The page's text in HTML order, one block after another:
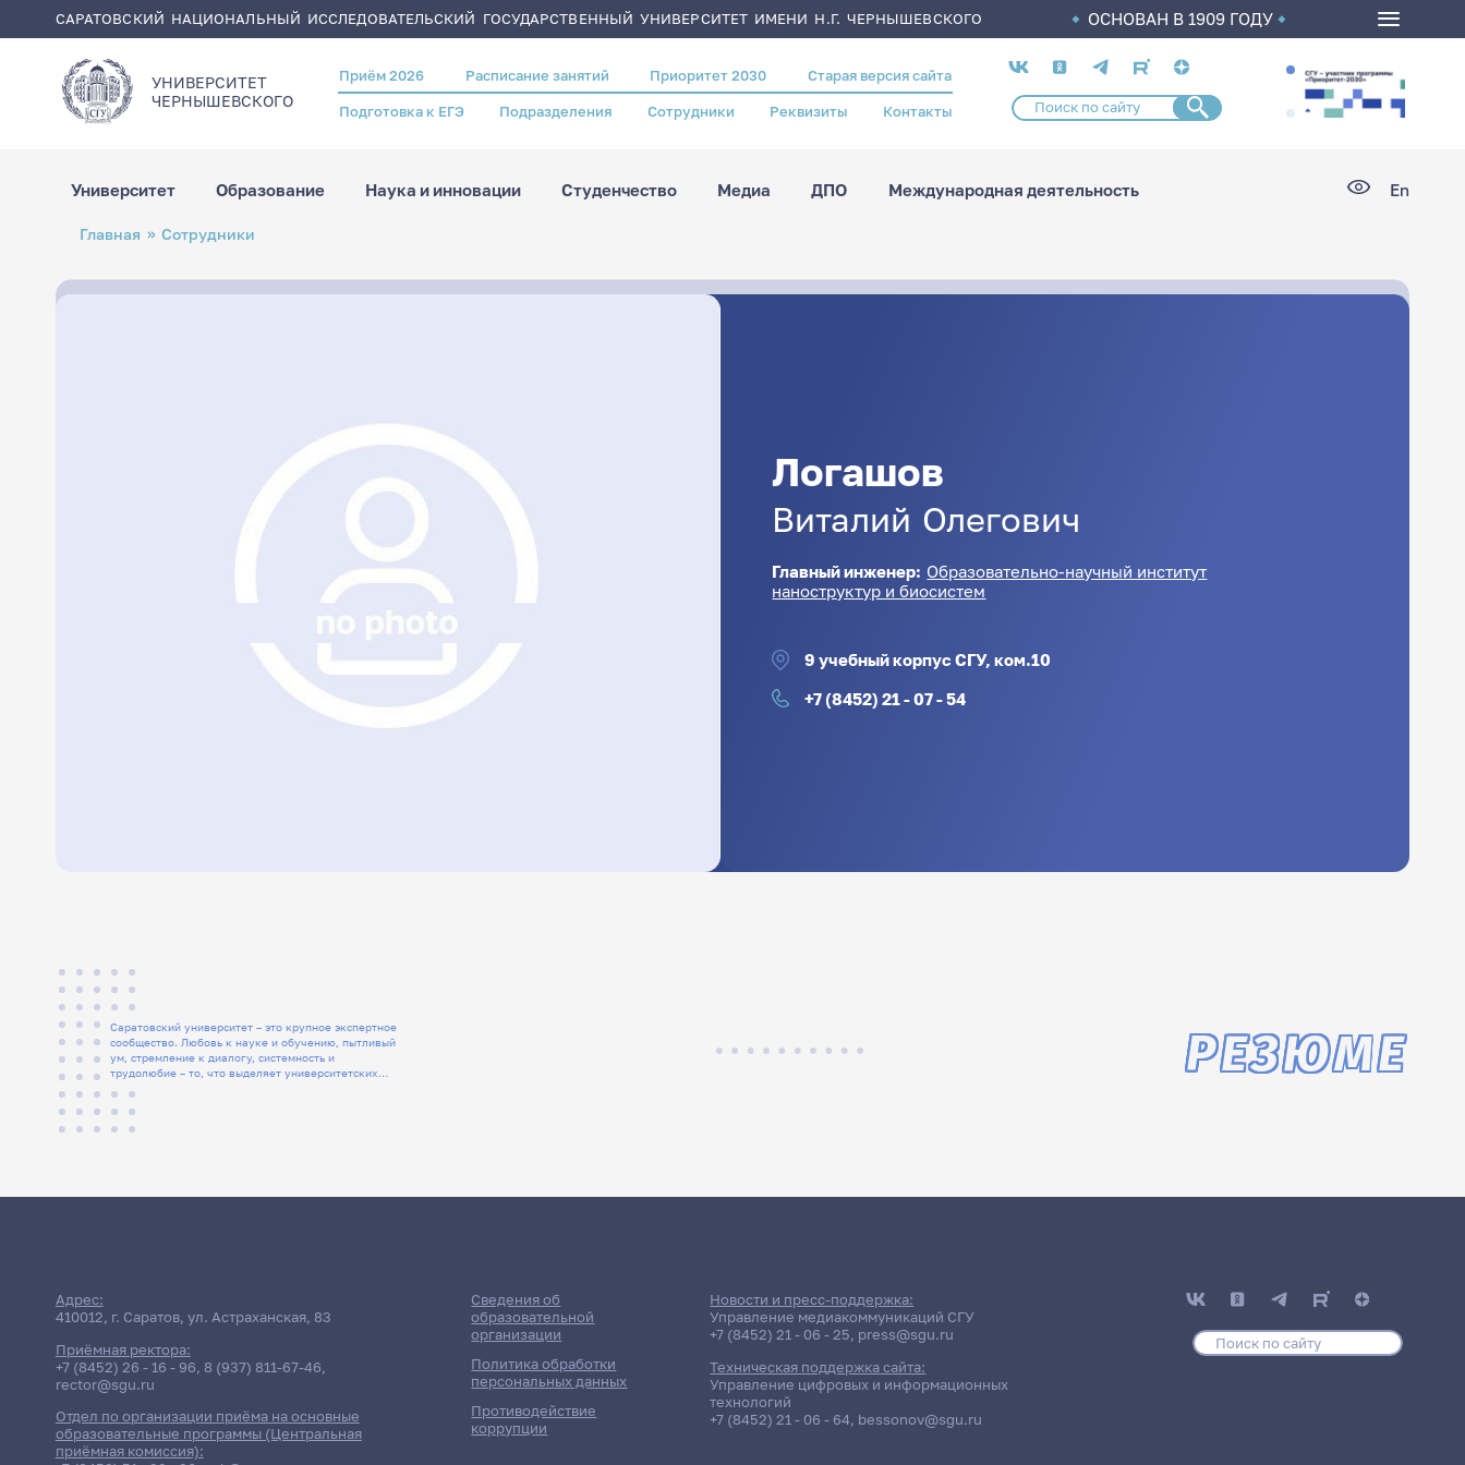
САРАТОВСКИЙ НАЦИОНАЛЬНЫЙ ИССЛЕДОВАТЕЛЬСКИЙ ГОСУДАРСТВЕННЫЙ УНИВЕРСИТЕТ ИМЕНИ Н.Г. ЧЕРНЫШЕВСКОГО ОСНОВАН В 1909 ГОДУ
УНИВЕРСИТЕТ
ЧЕРНЫШЕВСКОГO
Header
menu
Приём 2026 Расписание занятий Приоритет 2030 Старая версия сайта
Подготовка к ЕГЭ Подразделения Сотрудники Реквизиты Контакты
Социальные
сети
Университет Образование Наука и инновации Студенчество Медиа ДПО Международная деятельность En
Строка
навигации
Главная Сотрудники
Логашов
Виталий Олегович
Главный инженер: Образовательно-научный институт
наноструктур и биосистем
9 учебный корпус СГУ, ком.10
+7 (8452) 21 - 07 - 54
Саратовский университет – это крупное экспертное
сообщество. Любовь к науке и обучению, пытливый
ум, стремление к диалогу, системность и
трудолюбие – то, что выделяет университетских
РЕЗЮМЕ
Адрес:
410012, г. Саратов, ул. Астраханская, 83
Приёмная ректора:
+7 (8452) 26 - 16 - 96, 8 (937) 811-67-46,
rector@sgu.ru
Отдел по организации приёма на основные
образовательные программы (Центральная
приёмная комиссия):
Сведения об
образовательной
организации
Политика обработки
персональных данных
Противодействие
коррупции
Новости и пресс-поддержка:
Управление медиакоммуникаций СГУ
+7 (8452) 21 - 06 - 25, press@sgu.ru
Техническая поддержка сайта:
Управление цифровых и информационных
технологий
+7 (8452) 21 - 06 - 64, bessonov@sgu.ru